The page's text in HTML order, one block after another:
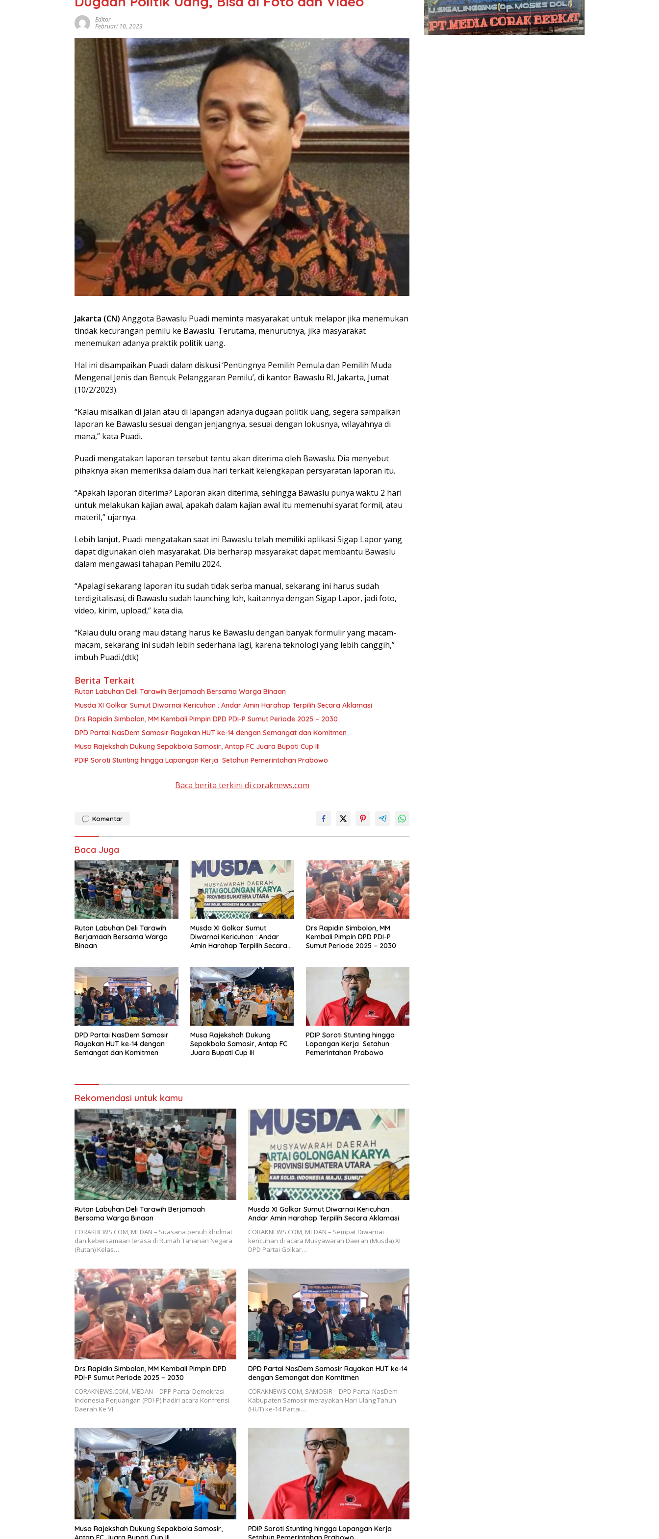
Editor
Februari 10, 2023
Jakarta (CN) Anggota Bawaslu Puadi meminta masyarakat untuk melapor jika menemukan
tindak kecurangan pemilu ke Bawaslu. Terutama, menurutnya, jika masyarakat
menemukan adanya praktik politik uang.
Hal ini disampaikan Puadi dalam diskusi ‘Pentingnya Pemilih Pemula dan Pemilih Muda
Mengenal Jenis dan Bentuk Pelanggaran Pemilu’, di kantor Bawaslu RI, Jakarta, Jumat
(10/2/2023).
“Kalau misalkan di jalan atau di lapangan adanya dugaan politik uang, segera sampaikan
laporan ke Bawaslu sesuai dengan jenjangnya, sesuai dengan lokusnya, wilayahnya di
mana,” kata Puadi.
Puadi mengatakan laporan tersebut tentu akan diterima oleh Bawaslu. Dia menyebut
pihaknya akan memeriksa dalam dua hari terkait kelengkapan persyaratan laporan itu.
“Apakah laporan diterima? Laporan akan diterima, sehingga Bawaslu punya waktu 2 hari
untuk melakukan kajian awal, apakah dalam kajian awal itu memenuhi syarat formil, atau
materil,” ujarnya.
Lebih lanjut, Puadi mengatakan saat ini Bawaslu telah memiliki aplikasi Sigap Lapor yang
dapat digunakan oleh masyarakat. Dia berharap masyarakat dapat membantu Bawaslu
dalam mengawasi tahapan Pemilu 2024.
“Apalagi sekarang laporan itu sudah tidak serba manual, sekarang ini harus sudah
terdigitalisasi, di Bawaslu sudah launching loh, kaitannya dengan Sigap Lapor, jadi foto,
video, kirim, upload,” kata dia.
“Kalau dulu orang mau datang harus ke Bawaslu dengan banyak formulir yang macam-
macam, sekarang ini sudah lebih sederhana lagi, karena teknologi yang lebih canggih,”
imbuh Puadi.(dtk)
Berita Terkait
Rutan Labuhan Deli Tarawih Berjamaah Bersama Warga Binaan
Musda XI Golkar Sumut Diwarnai Kericuhan : Andar Amin Harahap Terpilih Secara Aklamasi
Drs Rapidin Simbolon, MM Kembali Pimpin DPD PDI-P Sumut Periode 2025 – 2030
DPD Partai NasDem Samosir Rayakan HUT ke-14 dengan Semangat dan Komitmen
Musa Rajekshah Dukung Sepakbola Samosir, Antap FC Juara Bupati Cup III
PDIP Soroti Stunting hingga Lapangan Kerja Setahun Pemerintahan Prabowo
Baca berita terkini di coraknews.com
Komentar
Baca Juga
Rutan Labuhan Deli Tarawih
Berjamaah Bersama Warga
Binaan
Musda XI Golkar Sumut
Diwarnai Kericuhan : Andar
Amin Harahap Terpilih Secara
Drs Rapidin Simbolon, MM
Kembali Pimpin DPD PDI-P
Sumut Periode 2025 – 2030
DPD Partai NasDem Samosir
Rayakan HUT ke-14 dengan
Semangat dan Komitmen
Musa Rajekshah Dukung
Sepakbola Samosir, Antap FC
Juara Bupati Cup III
PDIP Soroti Stunting hingga
Lapangan Kerja Setahun
Pemerintahan Prabowo
Rekomendasi untuk kamu
Rutan Labuhan Deli Tarawih Berjamaah
Bersama Warga Binaan
CORAKBEWS.COM, MEDAN – Suasana penuh khidmat
dan kebersamaan terasa di Rumah Tahanan Negara
(Rutan) Kelas…
Musda XI Golkar Sumut Diwarnai Kericuhan :
Andar Amin Harahap Terpilih Secara Aklamasi
CORAKNEWS.COM, MEDAN – Sempat Diwarnai
kericuhan di acara Musyawarah Daerah (Musda) XI
DPD Partai Golkar…
Drs Rapidin Simbolon, MM Kembali Pimpin DPD
PDI-P Sumut Periode 2025 – 2030
CORAKNEWS.COM, MEDAN – DPP Partai Demokrasi
Indonesia Perjuangan (PDI-P) hadiri acara Konfrensi
Daerah Ke VI…
DPD Partai NasDem Samosir Rayakan HUT ke-14
dengan Semangat dan Komitmen
CORAKNEWS.COM, SAMOSIR – DPD Partai NasDem
Kabupaten Samosir merayakan Hari Ulang Tahun
(HUT) ke-14 Partai…
Musa Rajekshah Dukung Sepakbola Samosir,
PDIP Soroti Stunting hingga Lapangan Kerja